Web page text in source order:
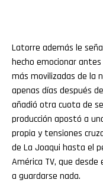
Latorre además le
hecho emocionar
más movilizadas de la
apenas días después
añadió otra cuota de
producción apostó a
propia y tensiones
de La Joaqui hasta el
América TV, que
a guardarse nada.